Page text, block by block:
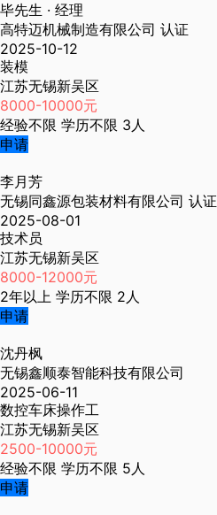
毕先生 · 经理
高特迈机械制造有限公司 认证
2025-10-12
装模
江苏无锡新吴区
8000-10000元
经验不限 学历不限 3人
申请
李月芳
无锡同鑫源包装材料有限公司 认证
2025-08-01
技术员
江苏无锡新吴区
8000-12000元
2年以上 学历不限 2人
申请
沈丹枫
无锡鑫顺泰智能科技有限公司
2025-06-11
数控车床操作工
江苏无锡新吴区
2500-10000元
经验不限 学历不限 5人
申请